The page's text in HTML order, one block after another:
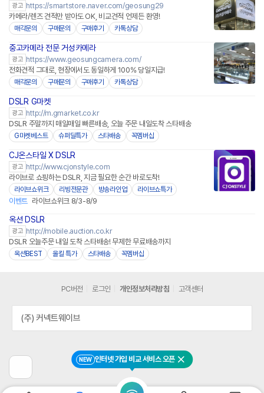
광고 https://smartstore.naver.com/geosung29
카메라/렌즈 견적만 받아도 OK, 비교견적 언제든 환영!
매각문의 구매문의 구매후기 카톡상담
중고카메라 전문 거성카메라
광고 https://www.geosungcamera.com/
전화견적 그대로, 현장에서도 동일하게 100% 당일지급!
매각문의 구매문의 구매후기 카톡상담
DSLR G마켓
광고 http://m.gmarket.co.kr
DSLR 주말까지 매일매일 빠른배송, 오늘 주문 내일도착 스타배송
G마켓베스트 슈퍼딜특가 스타배송 꼭멤버십
CJ온스타일 X DSLR
광고 http://www.cjonstyle.com
라이브로 쇼핑하는 DSLR, 지금 필요한 순간 바로도착!
라이브쇼위크 리빙전문관 방송라인업 라이브쇼특가
이벤트 라이브쇼위크 8/3-8/9
옥션 DSLR
광고 http://mobile.auction.co.kr
DSLR 오늘주문 내일 도착 스타배송! 무제한 무료배송까지
옥션BEST 올킬 특가 스타배송 꼭멤버십
전
페
NEW 인터넷 가입 비교 서비스 오픈 닫기
PC버전 로그인 개인정보처리방침 고객센터
(주) 커넥트웨이브